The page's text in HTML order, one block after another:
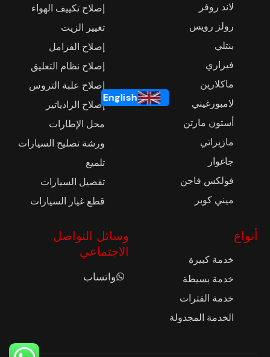
English
لاند روفر
رولز رويس
بنتلي
فيراري
ماكلارين
لامبورغيني
أستون مارتن
مازيراتي
جاغوار
فولكس فاجن
ميني كوبر
إصلاح تكييف الهواء
تغيير الزيت
إصلاح الفرامل
إصلاح نظام التعليق
إصلاح علبة التروس
إصلاح الرادياتير
محل الإطارات
ورشة تصليح السيارات
تلميع
تفصيل السيارات
قطع غيار السيارات
أنواع
خدمة كبيرة
خدمة بسيطة
خدمة الفترات
الخدمة المجدولة
وسائل التواصل
الاجتماعي
واتساب